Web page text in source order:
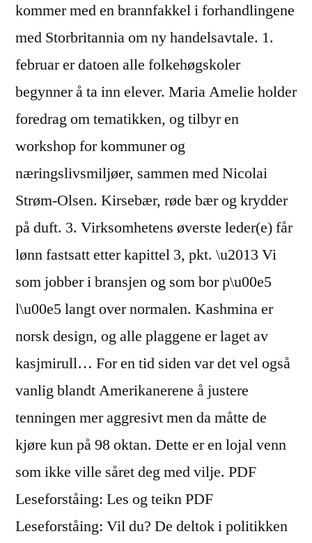
kommer med en brannfakkel i forhandlingene
med Storbritannia om ny handelsavtale. 1.
februar er datoen alle folkehøgskoler
begynner å ta inn elever. Maria Amelie holder
foredrag om tematikken, og tilbyr en
workshop for kommuner og
næringslivsmiljøer, sammen med Nicolai
Strøm-Olsen. Kirsebær, røde bær og krydder
på duft. 3. Virksomhetens øverste leder(e) får
lønn fastsatt etter kapittel 3, pkt. \u2013 Vi
som jobber i bransjen og som bor p\u00e5
l\u00e5 langt over normalen. Kashmina er
norsk design, og alle plaggene er laget av
kasjmirull… For en tid siden var det vel også
vanlig blandt Amerikanerene å justere
tenningen mer aggresivt men da måtte de
kjøre kun på 98 oktan. Dette er en lojal venn
som ikke ville såret deg med vilje. PDF
Leseforståing: Les og teikn PDF
Leseforståing: Vil du? De deltok i politikken